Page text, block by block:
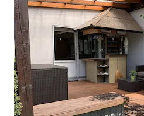
shortcuts
for
changing
dates.